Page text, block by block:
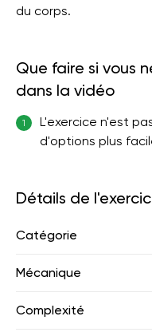
du corps.
Que faire si vous
dans la vidéo
1
L'exercice n'est
d'options plus
Détails de
Catégorie
Mécanique
Complexité